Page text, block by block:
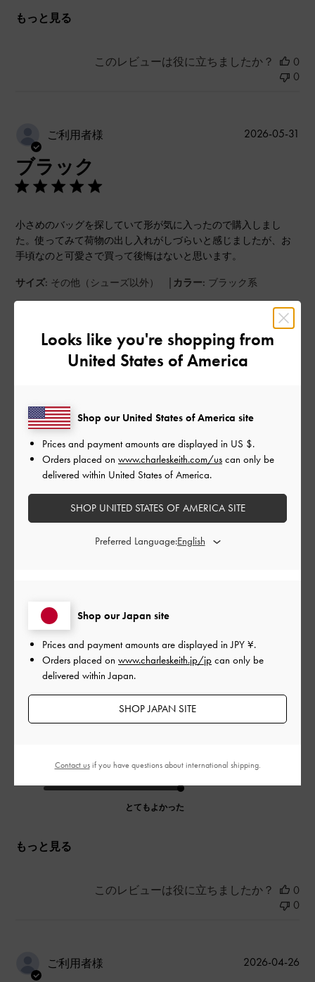
もっと見る
このレビューは役に立ちましたか？
0
0
ご利用者様
ブラック
小さめのバッグを探していて形が気に入ったので購入しまし
た。使ってみて荷物の出し入れがしづらいと感じましたが、お
手頃なのと可愛さで買って後悔はないと思います。
サイズ: その他（シューズ以外） | カラー: ブラック系
とてもよかった
もっと見る
2026-05-31
このレビューは役に立ちましたか？
ご利用者様
ゴールドのチェーンが重たいですが、かわいくて外せません笑
自分へのご褒美に買ったので、とても大切に扱っています！と
はいえ、ミニバックよりは入るので快適です
サイズ: その他（シューズ以外） |カラー: レッド系
デザイン
とてもよかった
もっと見る
このレビューは役に立ちましたか？
0
0
ご利用者様
公
2026-04-26
Looks like you're shopping from
United States of America
Shop our Japan site
Prices and payment amounts are displayed inJPY ¥.
Orders placed on www.charleskeith.jp/jp can only be
delivered within Japan.
SHOP JAPAN SITE
Shop our United States of America site
Prices and payment amounts are displayed in US $.
Orders placed on www.charleskeith.com/us can only be
delivered within United States of America.
SHOP UNITED STATES OF AMERICA SITE
Preferred Language:
Contact usif you have questions about international shipping.